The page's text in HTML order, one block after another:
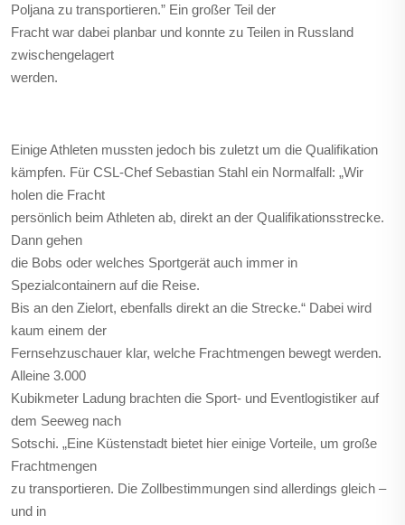
Poljana zu transportieren.” Ein großer Teil der
Fracht war dabei planbar und konnte zu Teilen in Russland
zwischengelagert
werden.
Einige Athleten mussten jedoch bis zuletzt um die Qualifikation
kämpfen. Für CSL-Chef Sebastian Stahl ein Normalfall: „Wir
holen die Fracht
persönlich beim Athleten ab, direkt an der Qualifikationsstrecke.
Dann gehen
die Bobs oder welches Sportgerät auch immer in
Spezialcontainern auf die Reise.
Bis an den Zielort, ebenfalls direkt an die Strecke.“ Dabei wird
kaum einem der
Fernsehzuschauer klar, welche Frachtmengen bewegt werden.
Alleine 3.000
Kubikmeter Ladung brachten die Sport- und Eventlogistiker auf
dem Seeweg nach
Sotschi. „Eine Küstenstadt bietet hier einige Vorteile, um große
Frachtmengen
zu transportieren. Die Zollbestimmungen sind allerdings gleich –
und in